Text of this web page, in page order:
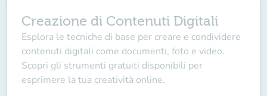
Creazione di Contenuti Digitali
Esplora le tecniche di base per creare e condividere
contenuti digitali come documenti, foto e video.
Scopri gli strumenti gratuiti disponibili per
esprimere la tua creatività online.